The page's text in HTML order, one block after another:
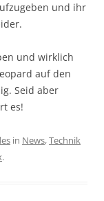
und ihr
und wirklich
auf den
Seid aber
es!
in News,Technik
.